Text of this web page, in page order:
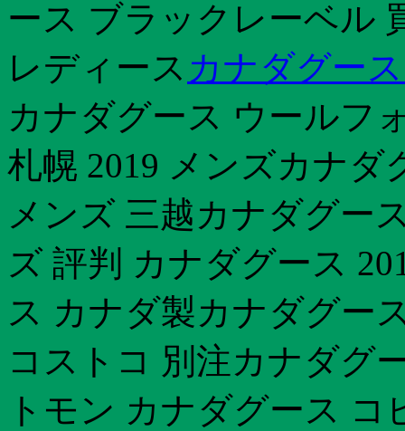
ース ブラックレーベル
レディース カナダグー
カナダグース ウールフ
札幌 2019 メンズカナダ
メンズ 三越カナダグー
ズ 評判 カナダグース
ス カナダ製カナダグー
コストコ 別注カナダグ
トモン カナダグース